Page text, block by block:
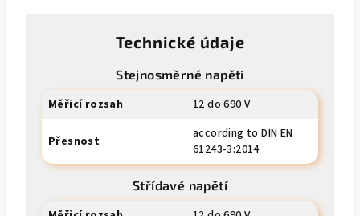
Technické údaje
Stejnosměrné napětí
Měřicí rozsah 12 do 690 V
Přesnost
according to DIN EN
61243-3:2014
Střídavé napětí